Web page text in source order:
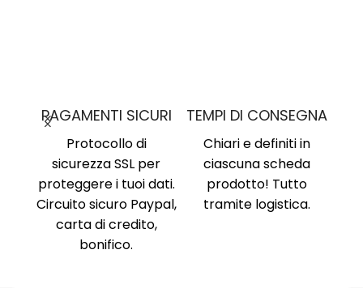
PAGAMENTI SICURI
Protocollo di
sicurezza SSL per
proteggere i tuoi dati.
Circuito sicuro Paypal,
carta di credito,
bonifico.
TEMPI DI CONSEGNA
Chiari e definiti in
ciascuna scheda
prodotto! Tutto
tramite logistica.